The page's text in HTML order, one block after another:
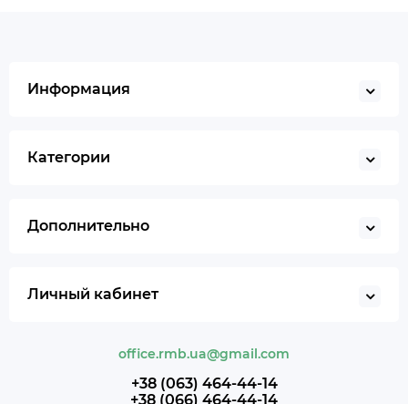
Информация
Категории
Дополнительно
Личный кабинет
office.rmb.ua@gmail.com
+38 (063) 464-44-14
+38 (066) 464-44-14